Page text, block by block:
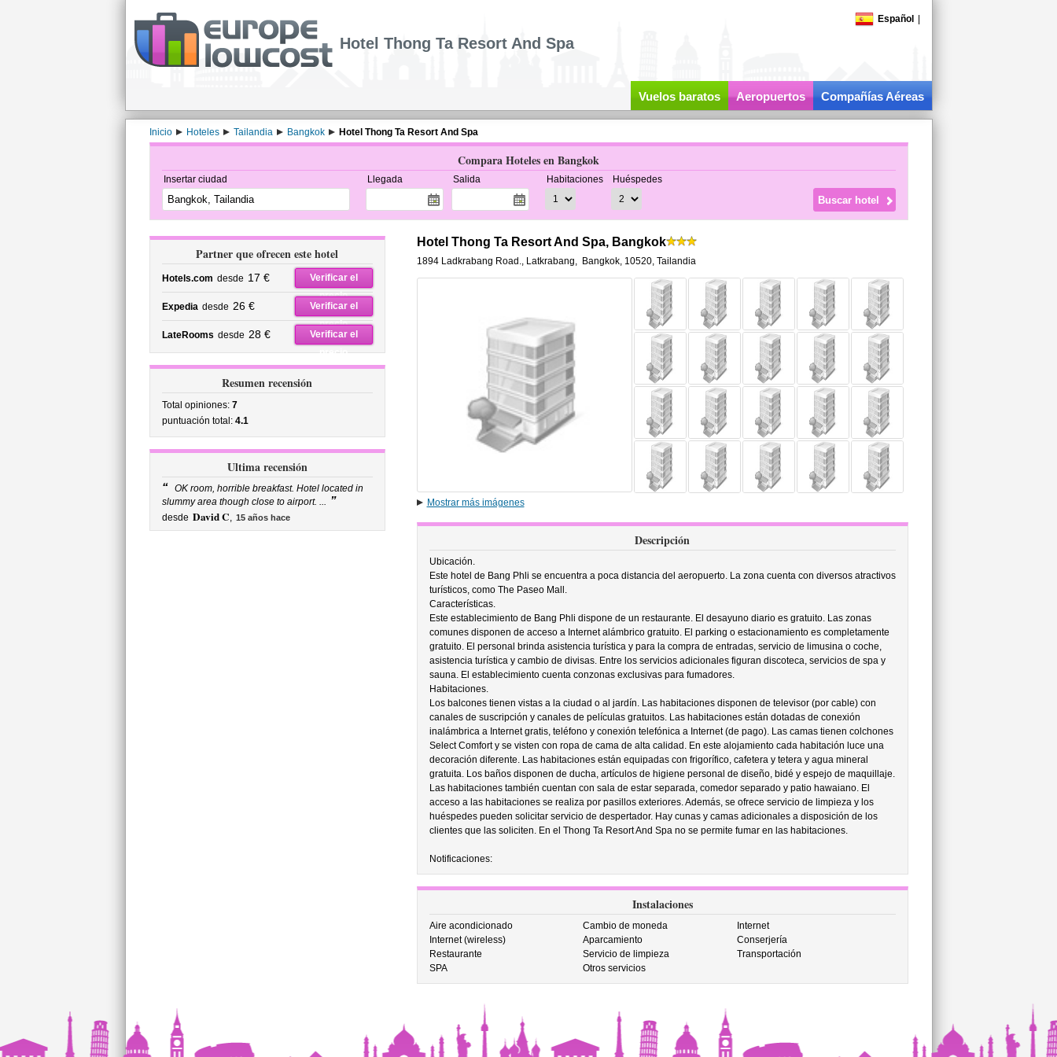
Español
Hotel Thong Ta Resort And Spa
Vuelos baratos Aeropuertos Compañías Aéreas
Inicio Hoteles Tailandia Bangkok Hotel Thong Ta Resort And Spa
Compara Hoteles en Bangkok
Insertar ciudad Llegada Salida Habitaciones Huéspedes
Partner que ofrecen este hotel
Hotels.com desde 17 €
Verificar el
precio
Expedia desde 26 €
Verificar el
precio
LateRooms desde 28 €
Verificar el
precio
Resumen recensión
Total opiniones: 7
puntuación total: 4.1
Ultima recensión
“
OK room, horrible breakfast. Hotel located in
slummy area though close to airport. ... ”
desde David C, 15 años hace
Hotel Thong Ta Resort And Spa, Bangkok
1894 Ladkrabang Road., Latkrabang, Bangkok, 10520, Tailandia
Mostrar más imágenes
Descripción
Ubicación.
Este hotel de Bang Phli se encuentra a poca distancia del aeropuerto. La zona cuenta con diversos atractivos
turísticos, como The Paseo Mall.
Características.
Este establecimiento de Bang Phli dispone de un restaurante. El desayuno diario es gratuito. Las zonas
comunes disponen de acceso a Internet alámbrico gratuito. El parking o estacionamiento es completamente
gratuito. El personal brinda asistencia turística y para la compra de entradas, servicio de limusina o coche,
asistencia turística y cambio de divisas. Entre los servicios adicionales figuran discoteca, servicios de spa y
sauna. El establecimiento cuenta conzonas exclusivas para fumadores.
Habitaciones.
Los balcones tienen vistas a la ciudad o al jardín. Las habitaciones disponen de televisor (por cable) con
canales de suscripción y canales de películas gratuitos. Las habitaciones están dotadas de conexión
inalámbrica a Internet gratis, teléfono y conexión telefónica a Internet (de pago). Las camas tienen colchones
Select Comfort y se visten con ropa de cama de alta calidad. En este alojamiento cada habitación luce una
decoración diferente. Las habitaciones están equipadas con frigorífico, cafetera y tetera y agua mineral
gratuita. Los baños disponen de ducha, artículos de higiene personal de diseño, bidé y espejo de maquillaje.
Las habitaciones también cuentan con sala de estar separada, comedor separado y patio hawaiano. El
acceso a las habitaciones se realiza por pasillos exteriores. Además, se ofrece servicio de limpieza y los
huéspedes pueden solicitar servicio de despertador. Hay cunas y camas adicionales a disposición de los
clientes que las soliciten. En el Thong Ta Resort And Spa no se permite fumar en las habitaciones.
Notificaciones:
Instalaciones
Aire acondicionado Cambio de moneda
Internet
Internet (wireless)
Aparcamiento
Conserjería
Restaurante
Servicio de limpieza
Transportación
SPA
Otros servicios